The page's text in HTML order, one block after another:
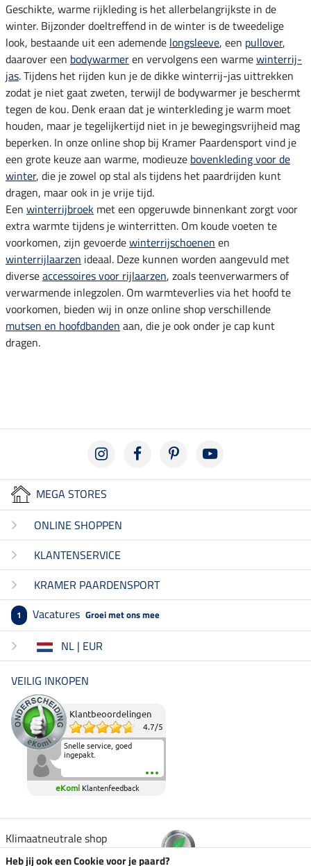
Geschikte, warme rijkleding is het allerbelangrijkste in de
winter. Bijzonder doeltreffend in de winter is de tweedelige
look, bestaande uit een ademende longsleeve, een pullover,
daarover een bodywarmeren vervolgens een warmewinterrij-
jas. Tijdens het rijden kun je de dikke winterrij-jas uittrekken
zodat je niet gaat zweten, terwijl de bodywarmer je beschermt
tegen de kou. Denk eraan dat je winterkleding je warm moet
houden, maar je tegelijkertijd niet in je bewegingsvrijheid mag
beperken. In onze online shop bij Kramer Paardensport vind je
een grote keuze aan warme, modieuze bovenkleding voor de
winter, die je zowel op stal als tijdens het paardrijden kunt
dragen, maar ook in je vrije tijd.
Een winterrijbroek met een opgeruwde binnenkant zorgt voor
extra warmte tijdens je winterritten. Om koude voeten te
voorkomen, zijn gevoerdewinterrijschoenen en
winterrijlaarzen ideaal. Deze kunnen worden aangevuld met
diverseaccessoires voor rijlaarzen, zoals teenverwarmers of
verwarmende inlegzolen. Om warmteverlies via het hoofd te
voorkomen, bieden wij in onze online shop verschillende
mutsen en hoofdbanden aan, die je ook onder je cap kunt
dragen.
MEGA STORES
ONLINE SHOPPEN
KLANTENSERVICE
KRAMER PAARDENSPORT
1 Vacatures Groei met ons mee
NL | EUR
VEILIG INKOPEN
Klantbeoordelingen
4.7/5
Snelle service, goed
ingepakt.
eKomi Klantenfeedback
Klimaatneutrale shop
Heb jij ook een Cookie voor je paard?